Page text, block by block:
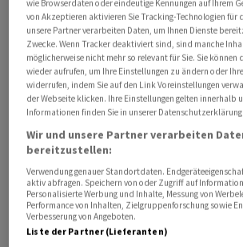
Zukunft für GAM" aufzubauen, so der
Das Angebot für GAM sei der einzige
eine praktikable Lösung für das
darstelle, so Ions weiter. Es werde
Ergebnis für die Aktionäre" führen, gibt
überzeugt.
GAM sei ein verlustbringendes
benötige "eine erhebliche
die Gewinnzone zurückzukehren. Ions
Vermögensverwalter in der Grösse von
wie Browserdaten oder eindeutige Kennungen auf Ihrem
von Akzeptieren aktivieren Sie Tracking-Technologien für
unsere Partner verarbeiten Daten, um Ihnen Dienste
Zwecke. Wenn Tracker deaktiviert sind, sind manche
möglicherweise nicht mehr so relevant für Sie. Sie können
wieder aufrufen, um Ihre Einstellungen zu ändern oder
widerrufen, indem Sie auf den Link Voreinstellungen
der Webseite klicken. Ihre Einstellungen gelten innerhalb
Informationen finden Sie in unserer Datenschutzerklärung.
Wir und unsere Partner verarbeiten
bereitzustellen:
Verwendung genauer Standortdaten.
aktiv abfragen. Speichern von oder Zugriff auf
Personalisierte Werbung und Inhalte, Messung von
Performance von Inhalten, Zielgruppenforschung sowie
Verbesserung von Angeboten.
Liste der Partner (Lieferanten)